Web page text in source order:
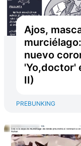
Ajos,
nuevo
'Yo,doctor'
II)
PREBUNKING